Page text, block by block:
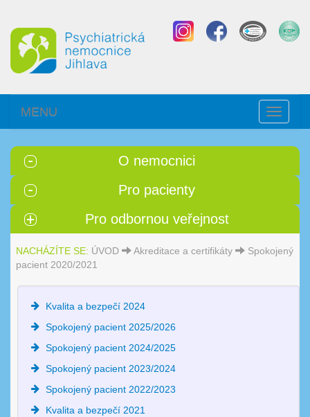
Toggle
MENU
O nemocnici
Pro pacienty
Pro odbornou veřejnost
NACHÁZÍTE SE: ÚVOD Akreditace a certifikáty
Spokojený
pacient 2020/2021
Kvalita a bezpečí 2024
Spokojený pacient 2025/2026
Spokojený pacient 2024/2025
Spokojený pacient 2023/2024
Spokojený pacient 2022/2023
Kvalita a bezpečí 2021